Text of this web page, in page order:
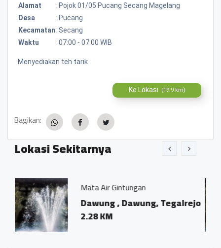
Alamat : Pojok 01/05 Pucang Secang Magelang
Desa
: Pucang
Kecamatan : Secang
Waktu
:07:00 - 07:00 WIB
Menyediakan teh tarik
Ke Lokasi (19.9 km)
Bagikan:
Lokasi Sekitarnya
Air Gintungan
, Dawung, Tegalrejo
KM
Mata Air
Sratan,
1.67 KM